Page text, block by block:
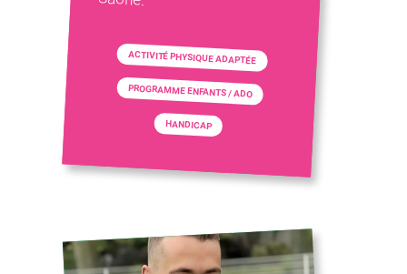
ACTIVITÉ PHYSIQUE ADAPTÉE
PROGRAMME ENFANTS / ADO
HANDICAP